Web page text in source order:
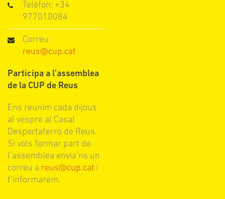
Telèfon: +34
977010084
Correu:
reus@cup.cat
Participa a l’assemblea
de la CUP de Reus
Ens reunim cada dijous
al vespre al Casal
Despertaferro de Reus.
Si vols formar part de
l’assemblea envia’ns un
correu a reus@cup.cat i
t’informarem.